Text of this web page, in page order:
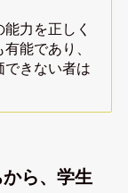
能力を正しく
能であり、
できない者は
ら、学生